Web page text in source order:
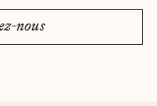
nous